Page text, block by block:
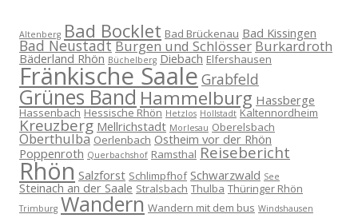
Altenberg Bad Bocklet Bad Brückenau Bad Kissingen
Bad NeustadtBurgen und Schlösser Burkardroth
Bäderland Rhön Büchelberg Diebach Elfershausen
Fränkische Saale Grabfeld
Grünes BandHammelburg Hassberge
Hassenbach Hessische Rhön Hetzlos Hollstadt Kaltennordheim
Kreuzberg Mellrichstadt Morlesau Oberelsbach
Oberthulba Oerlenbach Ostheim vor der Rhön
Poppenroth Querbachshof Ramsthal Reisebericht
Rhön Salzforst Schlimpfhof Schwarzwald See
Steinach an der Saale Stralsbach Thulba Thüringer Rhön
Trimburg Wandern Wandern mit dem bus Windshausen